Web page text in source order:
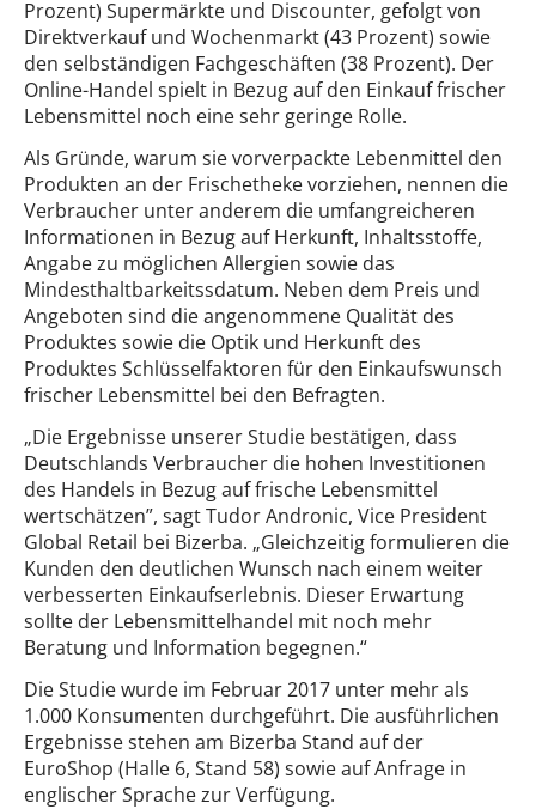
Prozent) Supermärkte und Discounter, gefolgt von
Direktverkauf und Wochenmarkt (43 Prozent) sowie
den selbständigen Fachgeschäften (38 Prozent). Der
Online-Handel spielt in Bezug auf den Einkauf frischer
Lebensmittel noch eine sehr geringe Rolle.
Als Gründe, warum sie vorverpackte Lebenmittel den
Produkten an der Frischetheke vorziehen, nennen die
Verbraucher unter anderem die umfangreicheren
Informationen in Bezug auf Herkunft, Inhaltsstoffe,
Angabe zu möglichen Allergien sowie das
Mindesthaltbarkeitssdatum. Neben dem Preis und
Angeboten sind die angenommene Qualität des
Produktes sowie die Optik und Herkunft des
Produktes Schlüsselfaktoren für den Einkaufswunsch
frischer Lebensmittel bei den Befragten.
„Die Ergebnisse unserer Studie bestätigen, dass
Deutschlands Verbraucher die hohen Investitionen
des Handels in Bezug auf frische Lebensmittel
wertschätzen”, sagt Tudor Andronic, Vice President
Global Retail bei Bizerba. „Gleichzeitig formulieren die
Kunden den deutlichen Wunsch nach einem weiter
verbesserten Einkaufserlebnis. Dieser Erwartung
sollte der Lebensmittelhandel mit noch mehr
Beratung und Information begegnen.“
Die Studie wurde im Februar 2017 unter mehr als
1.000 Konsumenten durchgeführt. Die ausführlichen
Ergebnisse stehen am Bizerba Stand auf der
EuroShop (Halle 6, Stand 58) sowie auf Anfrage in
englischer Sprache zur Verfügung.